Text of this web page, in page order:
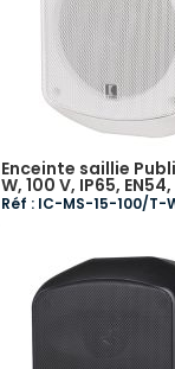
Enceinte saillie
W, 100 V, IP65,
Réf : IC-MS-15-100/T-